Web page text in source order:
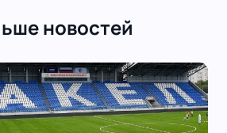
новостей